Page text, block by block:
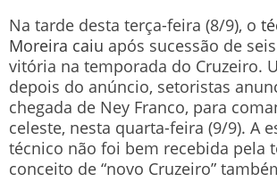
Na tarde desta terça-feira (8/9), o
Moreira caiu após sucessão de
vitória na temporada do Cruzeiro.
depois do anúncio, setoristas
chegada de Ney Franco, para
celeste, nesta quarta-feira (9/9). A
técnico não foi bem recebida pela
conceito de “novo Cruzeiro”